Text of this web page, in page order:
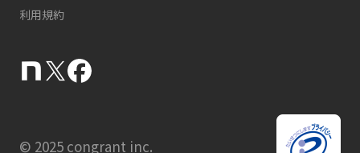
利用規約
© 2025 congrant inc.